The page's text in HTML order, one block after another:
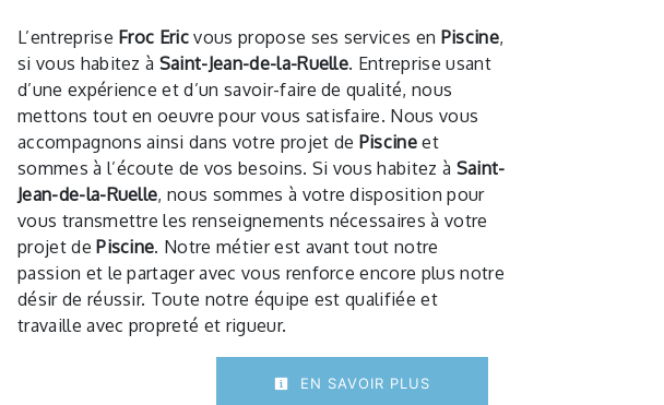
L’entreprise Froc Eric vous propose ses services en Piscine,
si vous habitez à Saint-Jean-de-la-Ruelle. Entreprise usant
d’une expérience et d’un savoir-faire de qualité, nous
mettons tout en oeuvre pour vous satisfaire. Nous vous
accompagnons ainsi dans votre projet de Piscine et
sommes à l’écoute de vos besoins. Si vous habitez à Saint-
Jean-de-la-Ruelle, nous sommes à votre disposition pour
vous transmettre les renseignements nécessaires à votre
projet de Piscine. Notre métier est avant tout notre
passion et le partager avec vous renforce encore plus notre
désir de réussir. Toute notre équipe est qualifiée et
travaille avec propreté et rigueur.
EN SAVOIR PLUS